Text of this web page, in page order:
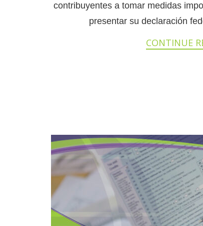
contribuyentes a tomar medidas
presentar su declaración
CONTINUE